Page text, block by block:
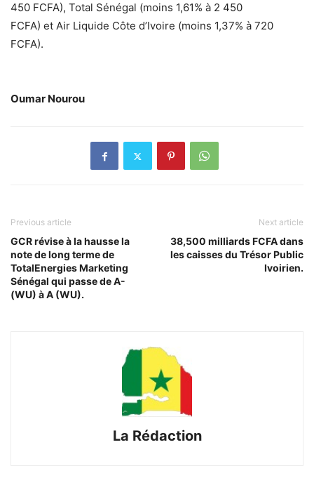
450 FCFA), Total Sénégal (moins 1,61% à 2 450
FCFA) et Air Liquide Côte d’Ivoire (moins 1,37% à 720
FCFA).
Oumar Nourou
Previous article
GCR révise à la hausse la
note de long terme de
TotalEnergies Marketing
Sénégal qui passe de A-
(WU) à A (WU).
Next article
38,500 milliards FCFA dans
les caisses du Trésor Public
Ivoirien.
La Rédaction